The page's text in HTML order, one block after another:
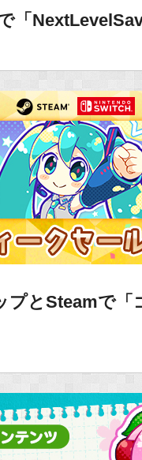
プとSteamで「